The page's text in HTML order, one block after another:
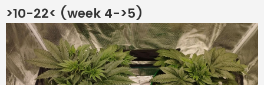
>10-22< (week 4->5)